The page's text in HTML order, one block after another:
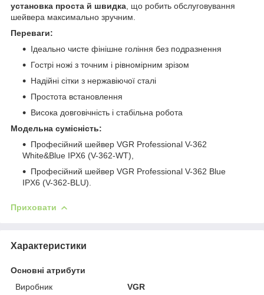
установка проста й швидка , що робить обслуговування
шейвера максимально зручним.
Переваги:
Ідеально чисте фінішне гоління без подразнення
Гострі ножі з точним і рівномірним зрізом
Надійні сітки з нержавіючої сталі
Простота встановлення
Висока довговічність і стабільна робота
Модельна сумісність:
Професійний шейвер VGR Professional V-362
White&Blue IPX6 (V-362-WT),
Професійний шейвер VGR Professional V-362 Blue
IPX6 (V-362-BLU).
Приховати
Характеристики
Основні атрибути
Виробник
VGR